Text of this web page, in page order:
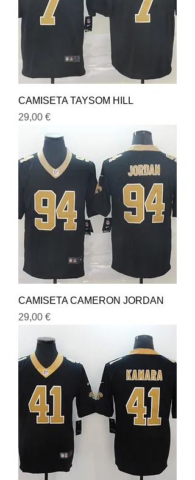
CAMISETA TAYSOM HILL
Precio
29,00 €
CAMISETA CAMERON JORDAN
Precio
29,00 €